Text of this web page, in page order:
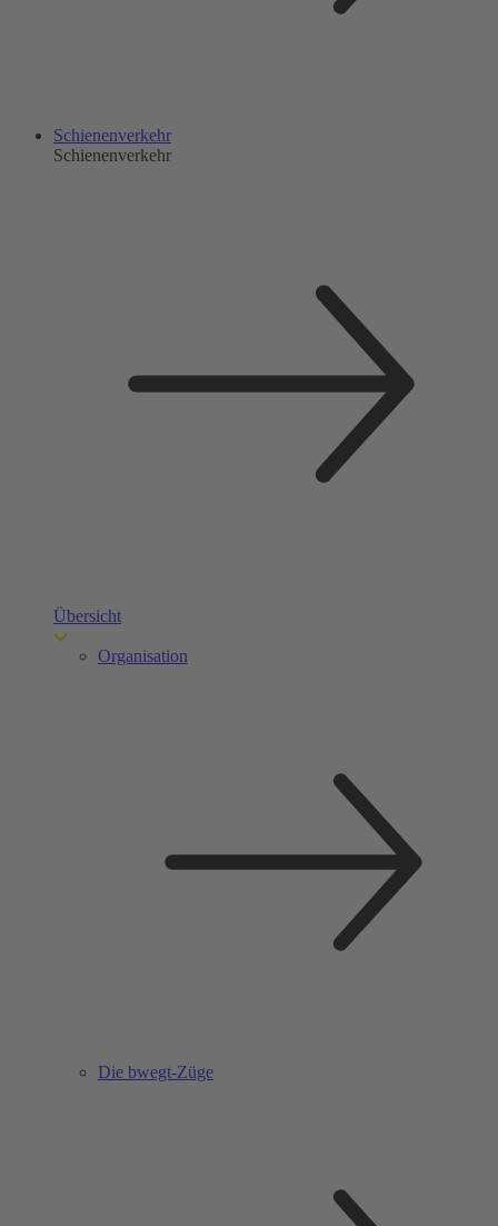
Schienenverkehr
Schienenverkehr
Übersicht
Organisation
Die bwegt-Züge